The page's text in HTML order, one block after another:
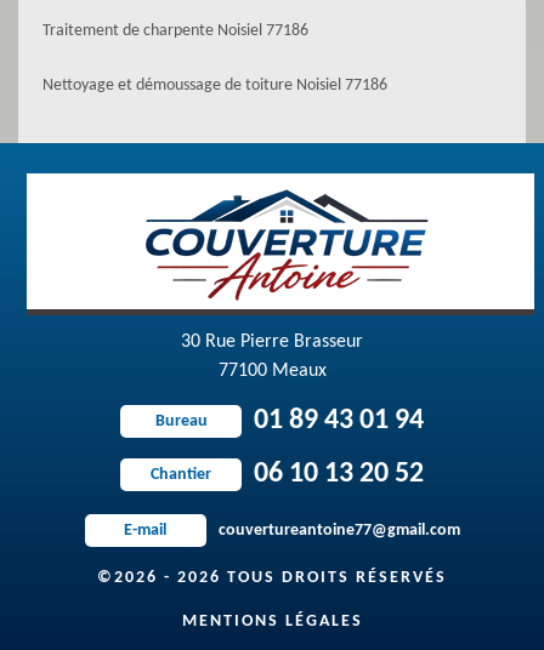
Traitement de charpente Noisiel 77186
Nettoyage et démoussage de toiture Noisiel 77186
30 Rue Pierre Brasseur
77100 Meaux
Bureau 01 89 43 01 94
Chantier 06 10 13 20 52
E-mail couvertureantoine77@gmail.com
©2026 - 2026 TOUS DROITS RÉSERVÉS
MENTIONS LÉGALES